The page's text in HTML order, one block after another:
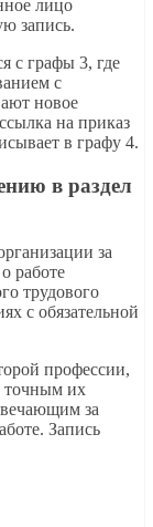
лицо
запись.
с графы 3, где
с
новое
на приказ
в графу 4.
в раздел
за
работе
трудового
с обязательной
профессии,
точным их
за
Запись